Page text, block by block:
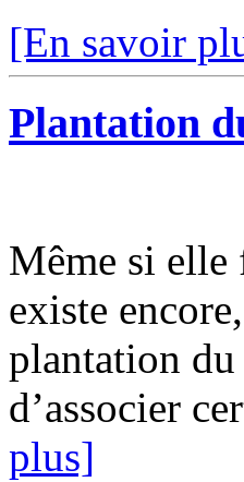
[En savoir
Plantation
Même si elle
existe
plantation
d’associer
plus]